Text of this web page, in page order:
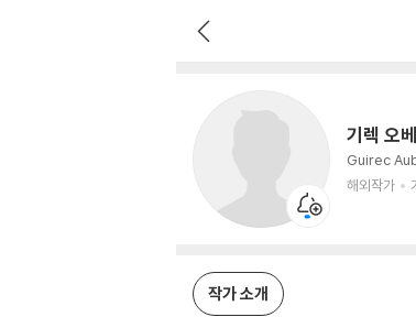
기렉 오
Guirec
해외작가
작가 소개